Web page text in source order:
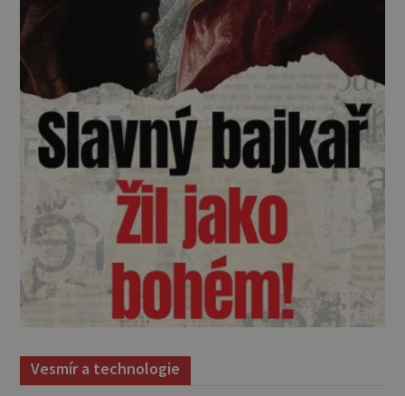
Vesmír a technologie